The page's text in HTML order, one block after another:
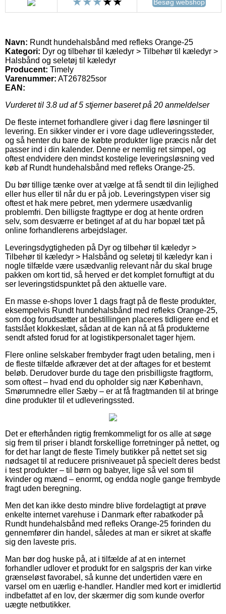
Besøg webshop
Navn: Rundt hundehalsbånd med refleks Orange-25
Kategori: Dyr og tilbehør til kæledyr > Tilbehør til kæledyr >
Halsbånd og seletøj til kæledyr
Producent: Timely
Varenummer: AT267825sor
EAN:
Vurderet til 3.8 ud af 5 stjerner baseret på 20 anmeldelser
De fleste internet forhandlere giver i dag flere løsninger til
levering. En sikker vinder er i vore dage udleveringssteder,
og så henter du bare de købte produkter lige præcis når det
passer ind i din kalender. Denne er nemlig ret simpel, og
oftest endvidere den mindst kostelige leveringsløsning ved
køb af Rundt hundehalsbånd med refleks Orange-25.
Du bør tillige tænke over at vælge at få sendt til din lejlighed
eller hus eller til når du er på job. Leveringstypen viser sig
oftest et hak mere pebret, men ydermere usædvanlig
problemfri. Den billigste fragttype er dog at hente ordren
selv, som desværre er betinget af at du har bopæl tæt på
online forhandlerens arbejdslager.
Leveringsdygtigheden på Dyr og tilbehør til kæledyr >
Tilbehør til kæledyr > Halsbånd og seletøj til kæledyr kan i
nogle tilfælde være usædvanlig relevant når du skal bruge
pakken om kort tid, så herved er det komplet fornuftigt at du
ser leveringstidspunktet på den aktuelle vare.
En masse e-shops lover 1 dags fragt på de fleste produkter,
eksempelvis Rundt hundehalsbånd med refleks Orange-25,
som dog forudsætter at bestillingen placeres tidligere end et
fastslået klokkeslæt, sådan at de kan nå at få produkterne
sendt afsted forud for at logistikpersonalet tager hjem.
Flere online selskaber frembyder fragt uden betaling, men i
de fleste tilfælde afkræver det at der aftages for et bestemt
beløb. Derudover burde du tage den prisbilligste fragtform,
som oftest – hvad end du opholder sig nær København,
Smørumnedre eller Sæby – er at få fragtmanden til at bringe
dine produkter til et udleveringssted.
Det er efterhånden rigtig fremkommeligt for os alle at søge
sig frem til priser i blandt forskellige forretninger på nettet, og
for det har langt de fleste Timely butikker på nettet set sig
nødsaget til at reducere prisniveauet på specielt deres bedst
i test produkter – til børn og babyer, lige så vel som til
kvinder og mænd – enormt, og endda nogle gange frembyde
fragt uden beregning.
Men det kan ikke desto mindre blive fordelagtigt at prøve
enkelte internet varehuse i Danmark efter rabatkoder på
Rundt hundehalsbånd med refleks Orange-25 forinden du
gennemfører din handel, således at man er sikret at skaffe
sig den laveste pris.
Man bør dog huske på, at i tilfælde af at en internet
forhandler udlover et produkt for en salgspris der kan virke
grænseløst favorabel, så kunne det undertiden være en
varsel om en uærlig e-handler. Handler med kort er imidlertid
indbefattet af en lov, der skærmer dig som kunde overfor
uægte netbutikker.